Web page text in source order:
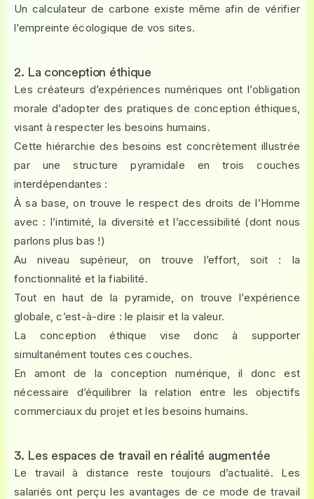
Un calculateur de carbone existe même afin de vérifier
l’empreinte écologique de vos sites.
2. La conception éthique
Les créateurs d’expériences numériques ont l’obligation
morale d’adopter des pratiques de conception éthiques,
visant à respecter les besoins humains.
Cette hiérarchie des besoins est concrètement illustrée
par une structure pyramidale en trois couches
interdépendantes :
À sa base, on trouve le respect des droits de l’Homme
avec : l’intimité, la diversité et l’accessibilité (dont nous
parlons plus bas !)
Au niveau supérieur, on trouve l’effort, soit : la
fonctionnalité et la fiabilité.
Tout en haut de la pyramide, on trouve l’expérience
globale, c’est-à-dire : le plaisir et la valeur.
La conception éthique vise donc à supporter
simultanément toutes ces couches.
En amont de la conception numérique, il donc est
nécessaire d’équilibrer la relation entre les objectifs
commerciaux du projet et les besoins humains.
3. Les espaces de travail en réalité augmentée
Le travail à distance reste toujours d’actualité. Les
salariés ont perçu les avantages de ce mode de travail